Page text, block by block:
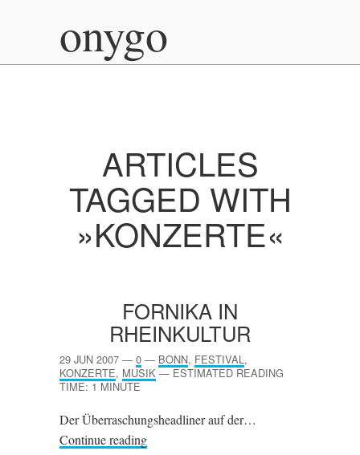
onygo
ARTICLES
TAGGED WITH
»KONZERTE«
FORNIKA IN
RHEINKULTUR
29 JUN 2007 — 0 — BONN, FESTIVAL,
KONZERTE, MUSIK —ESTIMATED READING
TIME: 1 MINUTE
Der Überraschungsheadliner auf der…
Continue reading